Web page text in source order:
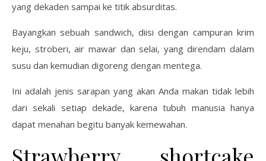
yang dekaden sampai ke titik absurditas.
Bayangkan sebuah sandwich, diisi dengan campuran krim
keju, stroberi, air mawar dan selai, yang direndam dalam
susu dan kemudian digoreng dengan mentega.
Ini adalah jenis sarapan yang akan Anda makan tidak lebih
dari sekali setiap dekade, karena tubuh manusia hanya
dapat menahan begitu banyak kemewahan.